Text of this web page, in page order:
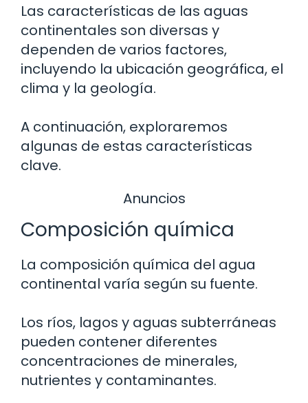
Las características de las aguas
continentales son diversas y
dependen de varios factores,
incluyendo la ubicación geográfica, el
clima y la geología.
A continuación, exploraremos
algunas de estas características
clave.
Anuncios
Composición química
La composición química del agua
continental varía según su fuente.
Los ríos, lagos y aguas subterráneas
pueden contener diferentes
concentraciones de minerales,
nutrientes y contaminantes.